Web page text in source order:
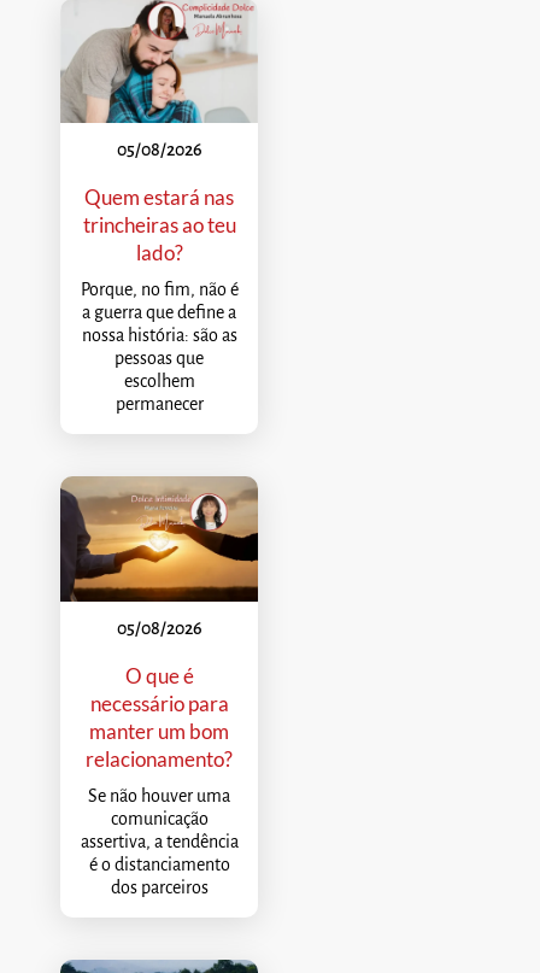
05/08/2026
Quem estará nas
trincheiras ao teu
lado?
Porque, no fim, não é
a guerra que define a
nossa história: são as
pessoas que
escolhem
permanecer
05/08/2026
O que é
necessário para
manter um bom
relacionamento?
Se não houver uma
comunicação
assertiva, a tendência
é o distanciamento
dos parceiros